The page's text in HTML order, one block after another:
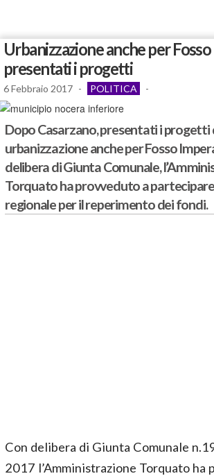
Urbanizzazione anche per
presentati i progetti
6 Febbraio 2017 - POLITICA -
Dopo Casarzano, presentati i progetti
urbanizzazione anche per Fosso
delibera di Giunta Comunale,
Torquato ha provveduto a
regionale per il reperimento dei fondi.
Con delibera di Giunta Comunale
2017 l’Amministrazione Torquato ha